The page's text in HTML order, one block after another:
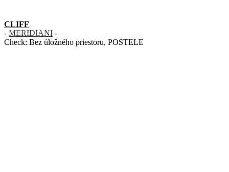
CLIFF
- MERIDIANI -
Check: Bez úložného priestoru, POSTELE